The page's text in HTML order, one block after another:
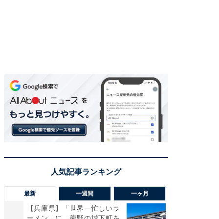
最新 一週間 一ヶ月
【兵庫県】「世界一忙しいラ